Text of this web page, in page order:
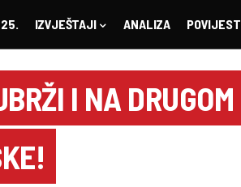
IZVJEŠTAJI ANALIZA POVIJEST
I NA DRUGOM